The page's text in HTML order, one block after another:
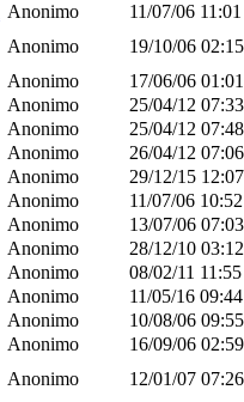
Anonimo 11/07/06
Anonimo 19/10/06
Anonimo 17/06/06
Anonimo 25/04/12
Anonimo 25/04/12
Anonimo 26/04/12
Anonimo 29/12/15
Anonimo 11/07/06
Anonimo 13/07/06
Anonimo 28/12/10
Anonimo 08/02/11
Anonimo 11/05/16
Anonimo 10/08/06
Anonimo 16/09/06
Anonimo 12/01/07